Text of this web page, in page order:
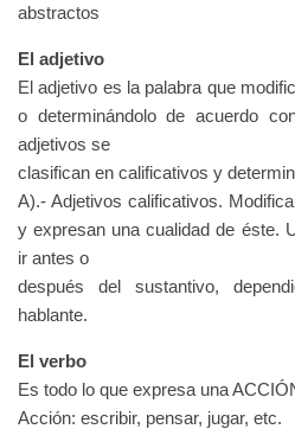
abstractos
El adjetivo
El adjetivo es la palabra que
o determinándolo de acuerdo
adjetivos se
clasifican en calificativos y
A).- Adjetivos calificativos.
y expresan una cualidad de éste.
ir antes o
después del sustantivo,
hablante.
El verbo
Es todo lo que expresa una
Acción: escribir, pensar, jugar, etc.